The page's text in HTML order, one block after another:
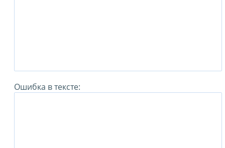
Ошибка в тексте: